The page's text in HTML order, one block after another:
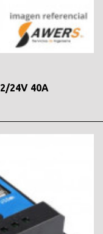
24V 40A